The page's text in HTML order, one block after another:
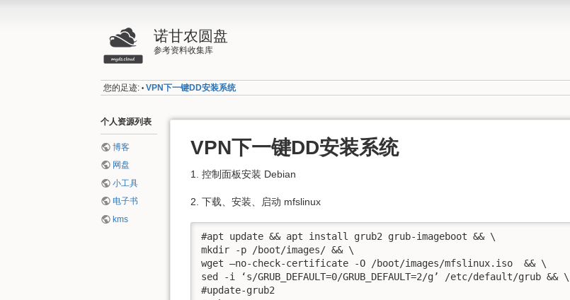
诺甘农圆盘
参考资料收集库
您的足迹: • VPN下一键DD安装系统
个人资源列表
博客
网盘
小工具
电子书
kms
VPN下一键DD安装系统
1. 控制面板安装 Debian
2. 下载、安装、启动 mfslinux
#apt update && apt install grub2 grub-imageboot && \
mkdir -p /boot/images/ && \
wget –no-check-certificate -O /boot/images/mfslinux.iso  && \
sed -i ‘s/GRUB_DEFAULT=0/GRUB_DEFAULT=2/g’ /etc/default/grub && \
#update-grub2